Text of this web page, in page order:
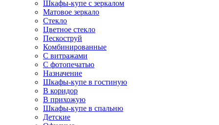
Шкафы-купе с зеркалом
Матовое зеркало
Стекло
Цветное стекло
Пескоструй
Комбинированные
С витражами
С фотопечатью
Назначение
Шкафы-купе в гостиную
В коридор
В прихожую
Шкафы-купе в спальню
Детские